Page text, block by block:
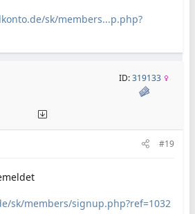
sk/members...p.php?
ID:319133
#19
sk/members/signup.php?ref=1032